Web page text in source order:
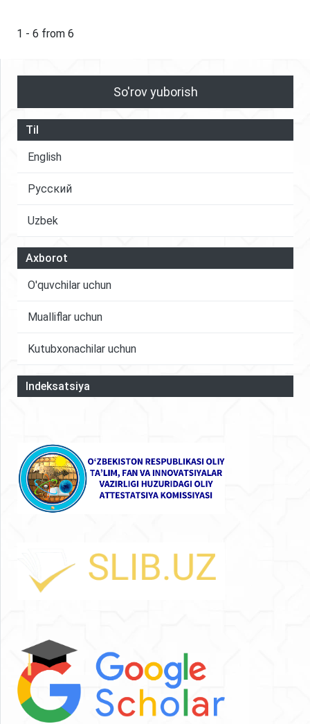
Google Scholar va Researchgate doirasida amalga
ushbu maqolada o’z aksini topgan.
1 - 6 from 6
So'rov yuborish
Til
English
Русский
Uzbek
Axborot
O'quvchilar uchun
Mualliflar uchun
Kutubxonachilar uchun
Indeksatsiya